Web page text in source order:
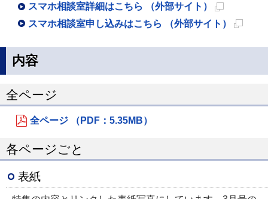
スマホ相談室詳細はこちら （外部サイト）
新
で
スマホ相談室申し込みはこちら （外部サイト）
ジ
す
内容
全ページ
全ページ （PDF：5.35MB）
各ページごと
表紙